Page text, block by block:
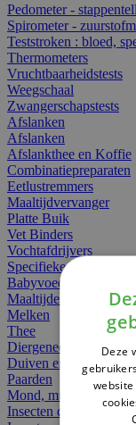
Pedometer -
Spirometer -
Teststroken : bloed,
Thermometers
Vruchtbaarheidstests
Weegschaal
Zwangerschapstests
Afslanken
Afslanken
Afslankthee en Koffie
Combinatiepreparaten
Eetlustremmers
Maaltijdvervanger
Platte Buik
Vet Binders
Vochtafdrijvers
Specifieke Voeding
Babyvoeding
Maaltijden
Melken
Thee
Diergeneesmiddelen
Duiven en vogels
Paarden
Mond, muil of snavel
Insecten dieren
Deze